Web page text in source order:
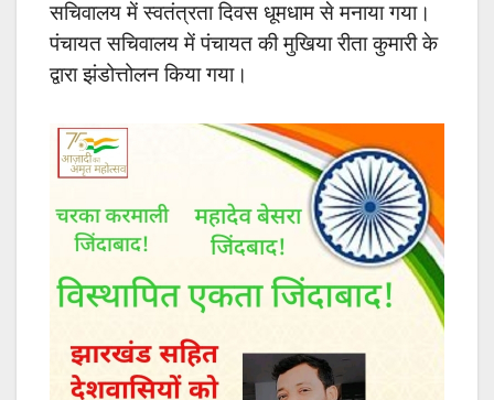
सचिवालय में स्वतंत्रता दिवस धूमधाम से मनाया गया।
पंचायत सचिवालय में पंचायत की मुखिया रीता कुमारी के
द्वारा झंडोत्तोलन किया गया।